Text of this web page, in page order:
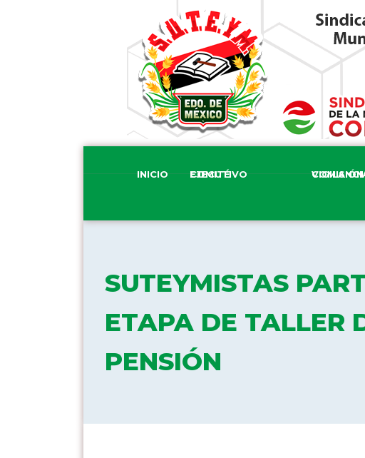
INICIO COMITÉ EJECUTIVO COMISIÓN DE
SUTEYMISTAS
ETAPA DE TALLER
PENSIÓN